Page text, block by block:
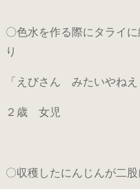
〇色水を作る際にタライ
り
「えびさん みたいやねえ
２歳 女児
〇収穫したにんじんが二股